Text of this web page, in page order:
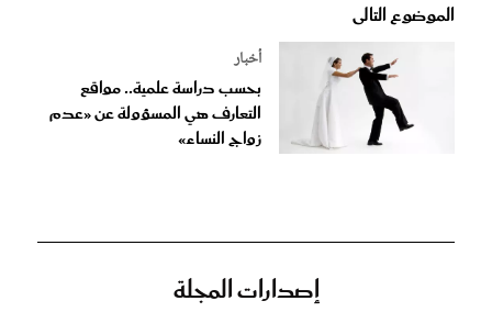
الموضوع التالى
أخبار
بحسب دراسة علمية.. مواقع
التعارف هي المسؤولة عن «عدم
زواج النساء»
إصدارات المجلة